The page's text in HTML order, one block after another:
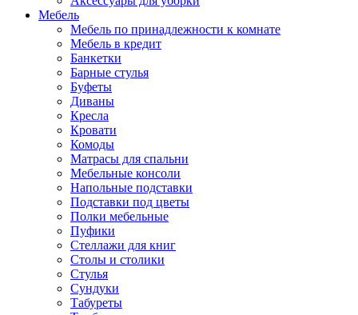
Мебель
Мебель по принадлежности к комнате
Мебель в кредит
Банкетки
Барные стулья
Буфеты
Диваны
Кресла
Кровати
Комоды
Матрасы для спальни
Мебельные консоли
Напольные подставки
Подставки под цветы
Полки мебельные
Пуфики
Стеллажи для книг
Столы и столики
Стулья
Сундуки
Табуреты